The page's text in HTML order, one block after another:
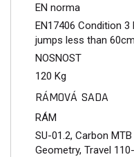
EN norma
EN17406 Condition
jumps less than 60cm
NOSNOST
120 Kg
RÁMOVÁ SADA
RÁM
SU-01.2, Carbon
Geometry, Travel